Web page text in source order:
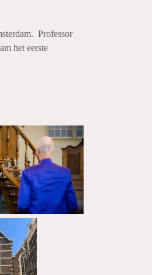
Professor
het eerste